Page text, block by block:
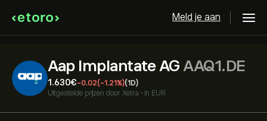
Meld je aan
Aap Implantate AG AAQ1.DE
1.630‎€‎-0.02(-1.21%)(1D)
Uitgestelde prijzen door Xetra • in EUR